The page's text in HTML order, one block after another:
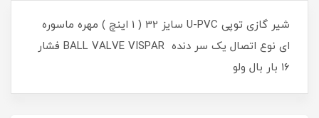
شیر گازی توپی U-PVC سایز 32 ( 1 اینچ ) مهره ماسوره
ای نوع اتصال یک سر دنده BALL VALVE VISPAR فشار
۱۶ بار بال ولو